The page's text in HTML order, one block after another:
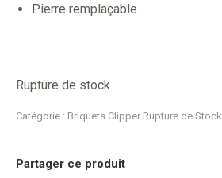
Pierre remplaçable
Rupture de stock
Catégorie : Briquets Clipper Rupture de Stock
Partager ce produit